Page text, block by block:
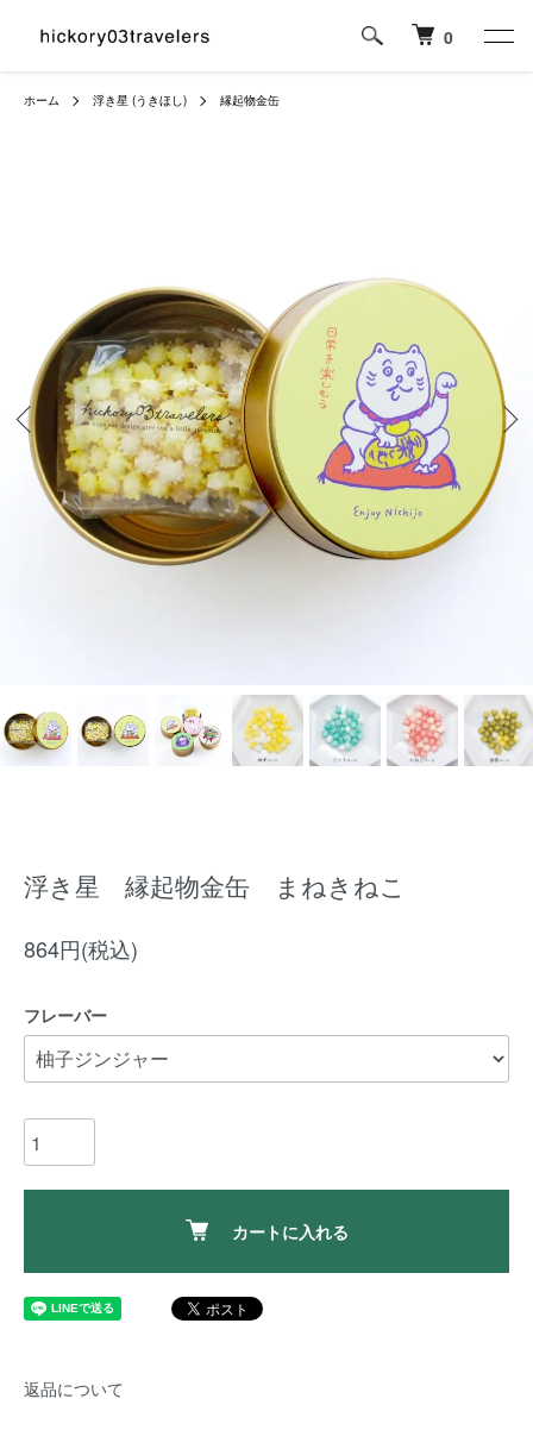
0
ホーム 浮き星 (うきほし) 縁起物金缶
浮き星 縁起物金缶 まねきねこ
864円(税込)
フレーバー
カートに入れる
返品について